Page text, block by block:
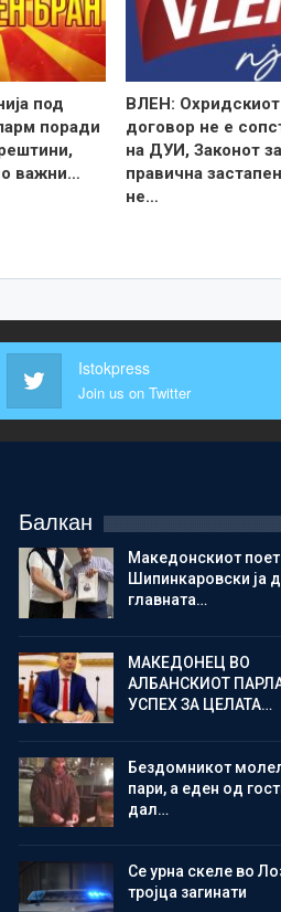
под
поради
важни…
ВЛЕН: Охридскиот
договор не е
на ДУИ, Законот за
правична
не…
Istokpress
Join us on Twitter
Балкан
Македонскиот
Шипинкаровски ја
главната…
МАКЕДОНЕЦ ВО
АЛБАНСКИОТ
УСПЕХ ЗА ЦЕЛАТА…
Бездомникот
пари, а еден од
дал…
Се урна скеле во
тројца загинати